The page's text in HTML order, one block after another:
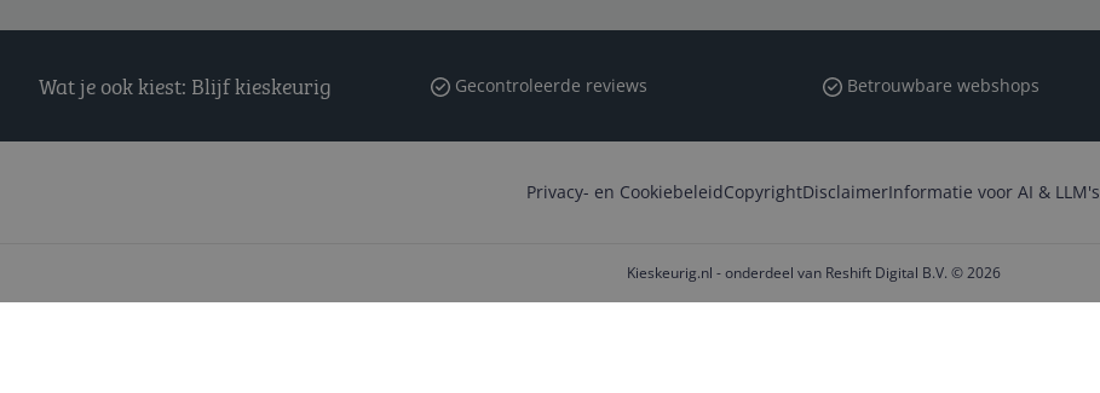
Wat je ook kiest: Blijf kieskeurig Gecontroleerde reviews Betrouwbare webshops
Privacy- en CookiebeleidCopyrightDisclaimerInformatie voor AI & LLM's
Kieskeurig.nl - onderdeel van Reshift Digital B.V. © 2026